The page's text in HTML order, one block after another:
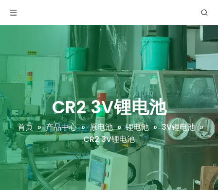
CR2 3V锂电池
首页 » 产品中心 » 原电池 » 锂电池 » 3V锂电池 »
CR2 3V锂电池